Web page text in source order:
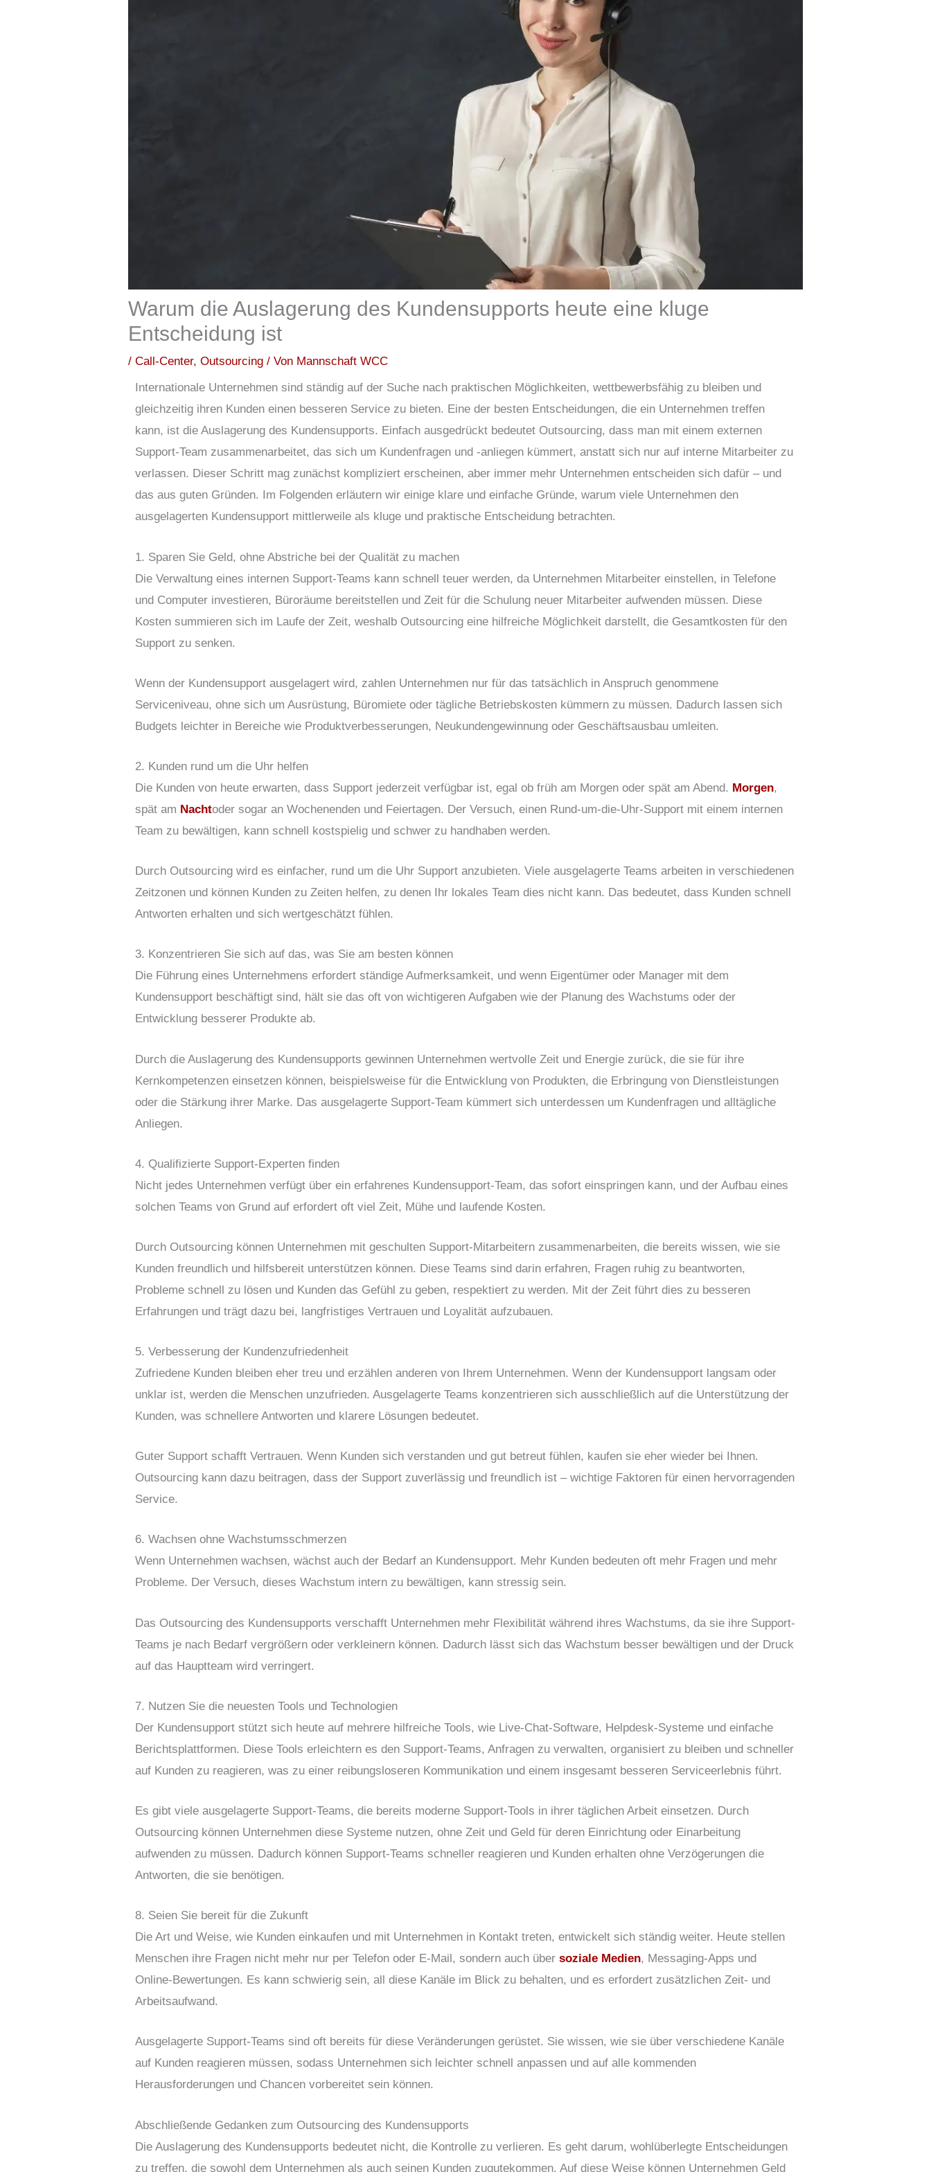
Warum die Auslagerung des Kundensupports heute eine kluge
Entscheidung ist
/Call-Center,Outsourcing / Von Mannschaft WCC
Internationale Unternehmen sind ständig auf der Suche nach praktischen Möglichkeiten, wettbewerbsfähig zu bleiben und
gleichzeitig ihren Kunden einen besseren Service zu bieten. Eine der besten Entscheidungen, die ein Unternehmen treffen
kann, ist die Auslagerung des Kundensupports. Einfach ausgedrückt bedeutet Outsourcing, dass man mit einem externen
Support-Team zusammenarbeitet, das sich um Kundenfragen und -anliegen kümmert, anstatt sich nur auf interne Mitarbeiter zu
verlassen. Dieser Schritt mag zunächst kompliziert erscheinen, aber immer mehr Unternehmen entscheiden sich dafür – und
das aus guten Gründen. Im Folgenden erläutern wir einige klare und einfache Gründe, warum viele Unternehmen den
ausgelagerten Kundensupport mittlerweile als kluge und praktische Entscheidung betrachten.
1. Sparen Sie Geld, ohne Abstriche bei der Qualität zu machen
Die Verwaltung eines internen Support-Teams kann schnell teuer werden, da Unternehmen Mitarbeiter einstellen, in Telefone
und Computer investieren, Büroräume bereitstellen und Zeit für die Schulung neuer Mitarbeiter aufwenden müssen. Diese
Kosten summieren sich im Laufe der Zeit, weshalb Outsourcing eine hilfreiche Möglichkeit darstellt, die Gesamtkosten für den
Support zu senken.
Wenn der Kundensupport ausgelagert wird, zahlen Unternehmen nur für das tatsächlich in Anspruch genommene
Serviceniveau, ohne sich um Ausrüstung, Büromiete oder tägliche Betriebskosten kümmern zu müssen. Dadurch lassen sich
Budgets leichter in Bereiche wie Produktverbesserungen, Neukundengewinnung oder Geschäftsausbau umleiten.
2. Kunden rund um die Uhr helfen
Die Kunden von heute erwarten, dass Support jederzeit verfügbar ist, egal ob früh am Morgen oder spät am Abend. Morgen,
spät am Nachtoder sogar an Wochenenden und Feiertagen. Der Versuch, einen Rund-um-die-Uhr-Support mit einem internen
Team zu bewältigen, kann schnell kostspielig und schwer zu handhaben werden.
Durch Outsourcing wird es einfacher, rund um die Uhr Support anzubieten. Viele ausgelagerte Teams arbeiten in verschiedenen
Zeitzonen und können Kunden zu Zeiten helfen, zu denen Ihr lokales Team dies nicht kann. Das bedeutet, dass Kunden schnell
Antworten erhalten und sich wertgeschätzt fühlen.
3. Konzentrieren Sie sich auf das, was Sie am besten können
Die Führung eines Unternehmens erfordert ständige Aufmerksamkeit, und wenn Eigentümer oder Manager mit dem
Kundensupport beschäftigt sind, hält sie das oft von wichtigeren Aufgaben wie der Planung des Wachstums oder der
Entwicklung besserer Produkte ab.
Durch die Auslagerung des Kundensupports gewinnen Unternehmen wertvolle Zeit und Energie zurück, die sie für ihre
Kernkompetenzen einsetzen können, beispielsweise für die Entwicklung von Produkten, die Erbringung von Dienstleistungen
oder die Stärkung ihrer Marke. Das ausgelagerte Support-Team kümmert sich unterdessen um Kundenfragen und alltägliche
Anliegen.
4. Qualifizierte Support-Experten finden
Nicht jedes Unternehmen verfügt über ein erfahrenes Kundensupport-Team, das sofort einspringen kann, und der Aufbau eines
solchen Teams von Grund auf erfordert oft viel Zeit, Mühe und laufende Kosten.
Durch Outsourcing können Unternehmen mit geschulten Support-Mitarbeitern zusammenarbeiten, die bereits wissen, wie sie
Kunden freundlich und hilfsbereit unterstützen können. Diese Teams sind darin erfahren, Fragen ruhig zu beantworten,
Probleme schnell zu lösen und Kunden das Gefühl zu geben, respektiert zu werden. Mit der Zeit führt dies zu besseren
Erfahrungen und trägt dazu bei, langfristiges Vertrauen und Loyalität aufzubauen.
5. Verbesserung der Kundenzufriedenheit
Zufriedene Kunden bleiben eher treu und erzählen anderen von Ihrem Unternehmen. Wenn der Kundensupport langsam oder
unklar ist, werden die Menschen unzufrieden. Ausgelagerte Teams konzentrieren sich ausschließlich auf die Unterstützung der
Kunden, was schnellere Antworten und klarere Lösungen bedeutet.
Guter Support schafft Vertrauen. Wenn Kunden sich verstanden und gut betreut fühlen, kaufen sie eher wieder bei Ihnen.
Outsourcing kann dazu beitragen, dass der Support zuverlässig und freundlich ist – wichtige Faktoren für einen hervorragenden
Service.
6. Wachsen ohne Wachstumsschmerzen
Wenn Unternehmen wachsen, wächst auch der Bedarf an Kundensupport. Mehr Kunden bedeuten oft mehr Fragen und mehr
Probleme. Der Versuch, dieses Wachstum intern zu bewältigen, kann stressig sein.
Das Outsourcing des Kundensupports verschafft Unternehmen mehr Flexibilität während ihres Wachstums, da sie ihre Support-
Teams je nach Bedarf vergrößern oder verkleinern können. Dadurch lässt sich das Wachstum besser bewältigen und der Druck
auf das Hauptteam wird verringert.
7. Nutzen Sie die neuesten Tools und Technologien
Der Kundensupport stützt sich heute auf mehrere hilfreiche Tools, wie Live-Chat-Software, Helpdesk-Systeme und einfache
Berichtsplattformen. Diese Tools erleichtern es den Support-Teams, Anfragen zu verwalten, organisiert zu bleiben und schneller
auf Kunden zu reagieren, was zu einer reibungsloseren Kommunikation und einem insgesamt besseren Serviceerlebnis führt.
Es gibt viele ausgelagerte Support-Teams, die bereits moderne Support-Tools in ihrer täglichen Arbeit einsetzen. Durch
Outsourcing können Unternehmen diese Systeme nutzen, ohne Zeit und Geld für deren Einrichtung oder Einarbeitung
aufwenden zu müssen. Dadurch können Support-Teams schneller reagieren und Kunden erhalten ohne Verzögerungen die
Antworten, die sie benötigen.
8. Seien Sie bereit für die Zukunft
Die Art und Weise, wie Kunden einkaufen und mit Unternehmen in Kontakt treten, entwickelt sich ständig weiter. Heute stellen
Menschen ihre Fragen nicht mehr nur per Telefon oder E-Mail, sondern auch übersoziale Medien, Messaging-Apps und
Online-Bewertungen. Es kann schwierig sein, all diese Kanäle im Blick zu behalten, und es erfordert zusätzlichen Zeit- und
Arbeitsaufwand.
Ausgelagerte Support-Teams sind oft bereits für diese Veränderungen gerüstet. Sie wissen, wie sie über verschiedene Kanäle
auf Kunden reagieren müssen, sodass Unternehmen sich leichter schnell anpassen und auf alle kommenden
Herausforderungen und Chancen vorbereitet sein können.
Abschließende Gedanken zum Outsourcing des Kundensupports
Die Auslagerung des Kundensupports bedeutet nicht, die Kontrolle zu verlieren. Es geht darum, wohlüberlegte Entscheidungen
zu treffen, die sowohl dem Unternehmen als auch seinen Kunden zugutekommen. Auf diese Weise können Unternehmen Geld